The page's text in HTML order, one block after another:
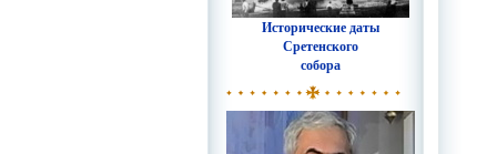
Исторические даты
Сретенского
собора